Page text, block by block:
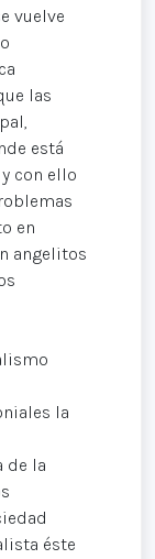
vuelve
las
está
con ello
en
angelitos
la
de la
éste